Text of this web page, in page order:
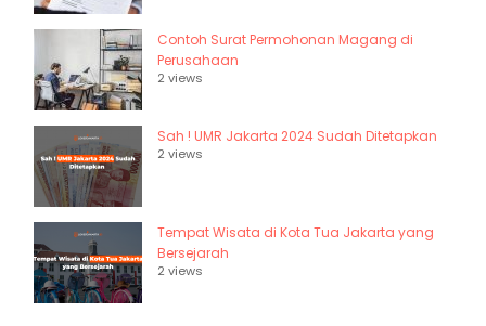
Contoh Surat Permohonan Magang di
Perusahaan
2 views
Sah ! UMR Jakarta 2024 Sudah Ditetapkan
2 views
Tempat Wisata di Kota Tua Jakarta yang
Bersejarah
2 views